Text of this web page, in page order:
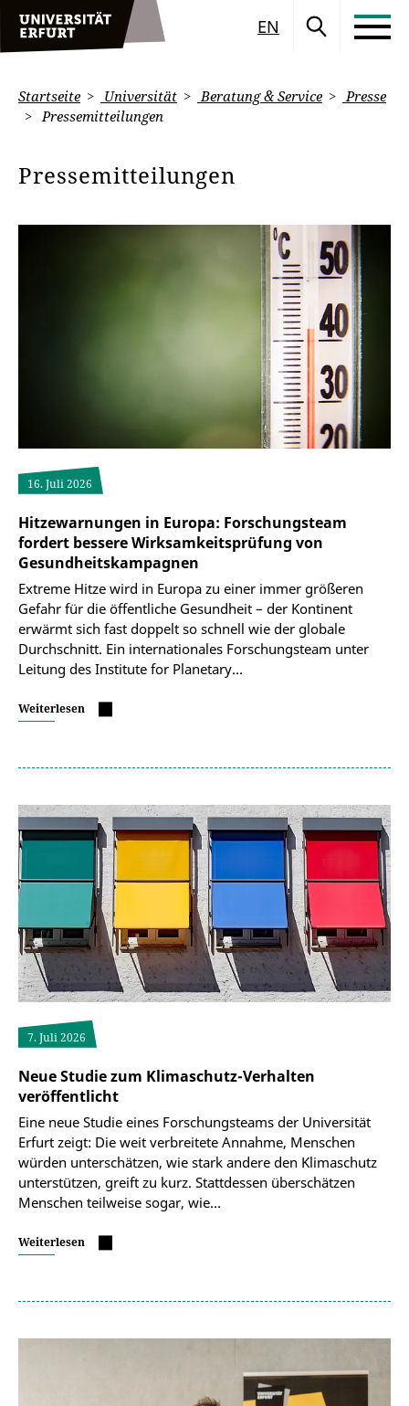
EN
Startseite Universität Beratung & Service
Presse
Pressemitteilungen
Pressemitteilungen
16. Juli 2026
Hitzewarnungen in Europa: Forschungsteam
fordert bessere Wirksamkeitsprüfung von
Gesundheitskampagnen
Extreme Hitze wird in Europa zu einer immer größeren
Gefahr für die öffentliche Gesundheit – der Kontinent
erwärmt sich fast doppelt so schnell wie der globale
Durchschnitt. Ein internationales Forschungsteam unter
Leitung des Institute for Planetary…
Weiterlesen
7. Juli 2026
Neue Studie zum Klimaschutz-Verhalten
veröffentlicht
Eine neue Studie eines Forschungsteams der Universität
Erfurt zeigt: Die weit verbreitete Annahme, Menschen
würden unterschätzen, wie stark andere den Klimaschutz
unterstützen, greift zu kurz. Stattdessen überschätzen
Menschen teilweise sogar, wie…
Weiterlesen